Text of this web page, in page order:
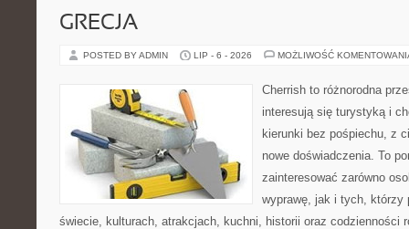
GRECJA
POSTED BY ADMIN LIP - 6 - 2026 MOŻLIWOŚĆ
Cherrish to różnorodna
interesują się turystyką i
kierunki bez pośpiechu, z
nowe doświadczenia. To
zainteresować zarówno
wyprawę, jak i tych, którzy
świecie, kulturach, atrakcjach, kuchni, historii oraz codzienności